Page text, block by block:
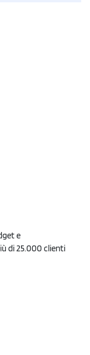
e
di 25.000 clienti